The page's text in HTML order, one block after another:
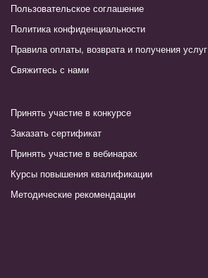
Пользовательское соглашение
Политика конфиденциальности
Правила оплаты, возврата и получения услуг
Свяжитесь с нами
Принять участие в конкурсе
Заказать сертификат
Принять участие в вебинарах
Курсы повышения квалификации
Методические рекомендации